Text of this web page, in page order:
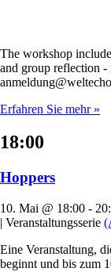
The workshop
and group reflection -
Erfahren Sie mehr »
18:00
Hoppers
10. Mai @ 18:00 -
| Veranstaltungsserie
Eine Veranstaltung,
beginnt und bis zum